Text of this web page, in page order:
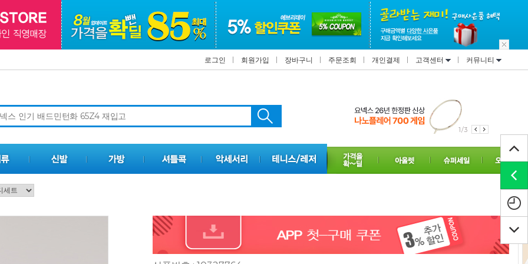
로그인 회원가입 장바구니 주문조회 개인결제 고객센터 커뮤니티
1/3